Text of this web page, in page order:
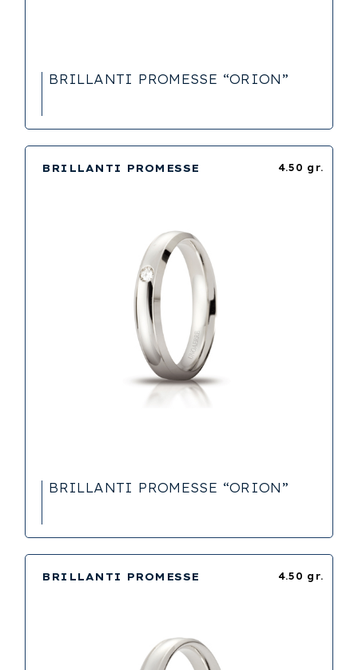
BRILLANTI PROMESSE “ORION”
4.50 gr.
BRILLANTI PROMESSE
BRILLANTI PROMESSE “ORION”
4.50 gr.
BRILLANTI PROMESSE